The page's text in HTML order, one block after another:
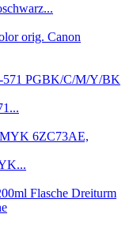
orig. Canon
Dreiturm